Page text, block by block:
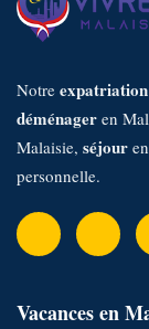
Notre
déménager en
Malaisie, séjour
personnelle.
Vacances en